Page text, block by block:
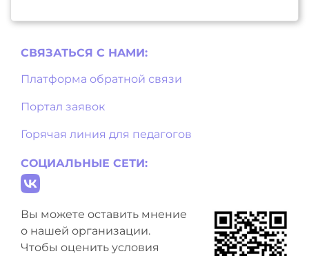
СВЯЗАТЬСЯ С НAМИ:
Платформа обратной связи
Портал заявок
Горячая линия для педагогов
СОЦИАЛЬНЫЕ СЕТИ:
Вы можете оставить мнение
о нашей организации.
Чтобы оценить условия